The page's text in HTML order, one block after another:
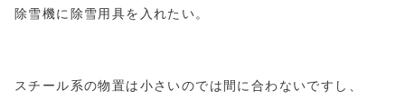
除雪機に除雪用具を入れたい。
スチール系の物置は小さいのでは間に合わないですし、